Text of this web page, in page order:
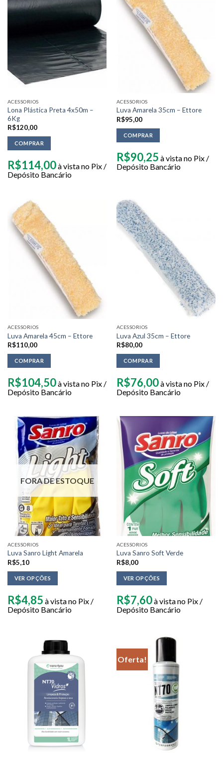
ACESSORIOS
Lona Plástica Preta 4x50m –
6Kg
R$120,00
COMPRAR
R$114,00à vista no Pix /
Depósito Bancário
ACESSORIOS
Luva Amarela 35cm – Ettore
R$95,00
COMPRAR
R$90,25 à vista no Pix /
Depósito Bancário
ACESSORIOS
Luva Amarela 45cm – Ettore
R$110,00
COMPRAR
R$104,50à vista no Pix /
Depósito Bancário
ACESSORIOS
Luva Azul 35cm – Ettore
R$80,00
COMPRAR
R$76,00à vista no Pix /
Depósito Bancário
FORA DE ESTOQUE
ACESSORIOS
Luva Sanro Light Amarela
R$5,10
VER OPÇÕES
R$4,85 à vista no Pix /
Depósito Bancário
ACESSORIOS
Luva Sanro Soft Verde
R$8,00
VER OPÇÕES
R$7,60à vista no Pix /
Depósito Bancário
Oferta!